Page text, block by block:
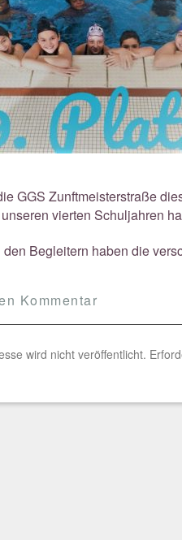
GGS Zunftmeisterstraße
vierten Schuljahren
Begleitern haben die
Kommentar
wird nicht veröffentlicht.